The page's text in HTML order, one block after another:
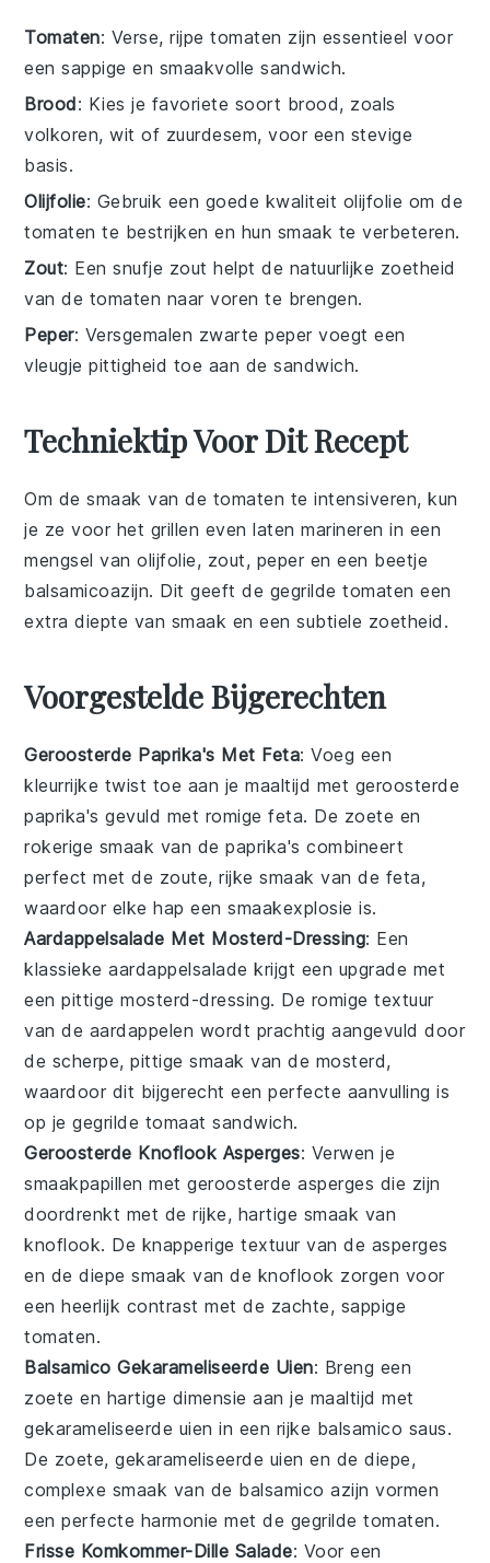
Tomaten: Verse, rijpe tomaten zijn essentieel voor
een sappige en smaakvolle sandwich.
Brood: Kies je favoriete soort brood, zoals
volkoren, wit of zuurdesem, voor een stevige
basis.
Olijfolie: Gebruik een goede kwaliteit olijfolie om de
tomaten te bestrijken en hun smaak te verbeteren.
Zout: Een snufje zout helpt de natuurlijke zoetheid
van de tomaten naar voren te brengen.
Peper: Versgemalen zwarte peper voegt een
vleugje pittigheid toe aan de sandwich.
Techniektip Voor Dit Recept
Om de smaak van de tomaten te intensiveren, kun
je ze voor het grillen even laten marineren in een
mengsel vanolijfolie, zout, peper en een beetje
balsamicoazijn. Dit geeft de gegrilde tomaten een
extra diepte van smaak en een subtiele zoetheid.
Voorgestelde Bijgerechten
Geroosterde Paprika's Met Feta: Voeg een
kleurrijke twist toe aan je maaltijd met geroosterde
paprika's gevuld met romigefeta. De zoete en
rokerige smaak van de paprika's combineert
perfect met de zoute, rijke smaak van de feta,
waardoor elke hap een smaakexplosie is.
Aardappelsalade Met Mosterd-Dressing: Een
klassiekeaardappelsalade krijgt een upgrade met
een pittigemosterd-dressing. De romige textuur
van de aardappelen wordt prachtig aangevuld door
de scherpe, pittige smaak van de mosterd,
waardoor dit bijgerecht een perfecte aanvulling is
op jegegrilde tomaat sandwich.
Geroosterde Knoflook Asperges: Verwen je
smaakpapillen metgeroosterde asperges die zijn
doordrenkt met de rijke, hartige smaak van
knoflook. De knapperige textuur van de asperges
en de diepe smaak van de knoflook zorgen voor
een heerlijk contrast met de zachte, sappige
tomaten.
Balsamico Gekarameliseerde Uien: Breng een
zoete en hartige dimensie aan je maaltijd met
gekarameliseerde uien in een rijke balsamico saus.
De zoete, gekarameliseerde uien en de diepe,
complexe smaak van de balsamico azijn vormen
een perfecte harmonie met de gegrilde tomaten.
Frisse Komkommer-Dille Salade: Voor een